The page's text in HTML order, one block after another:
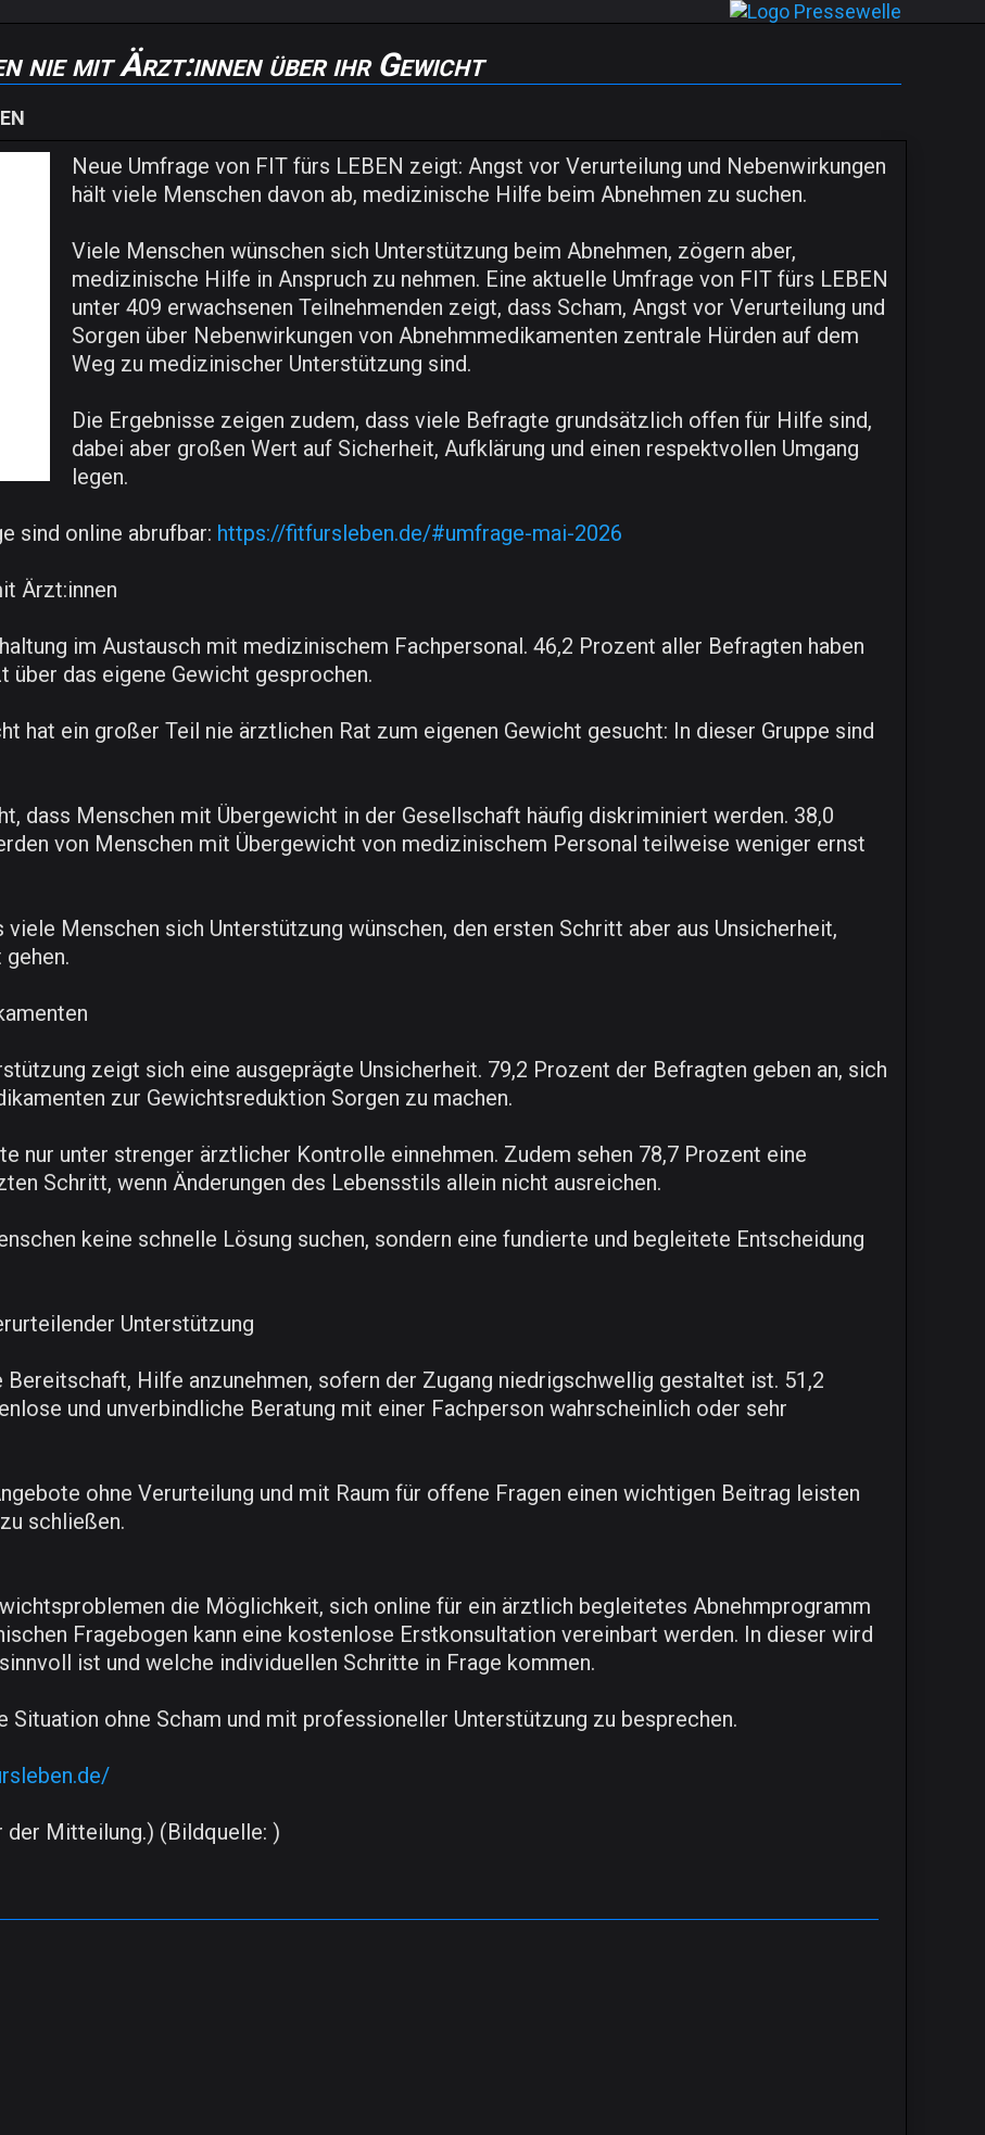
nie mit Ärzt:innen über ihr Gewicht
Neue Umfrage von FIT fürs LEBEN zeigt: Angst vor Verurteilung und Nebenwirkungen
hält viele Menschen davon ab, medizinische Hilfe beim Abnehmen zu suchen.
Viele Menschen wünschen sich Unterstützung beim Abnehmen, zögern aber,
medizinische Hilfe in Anspruch zu nehmen. Eine aktuelle Umfrage von FIT fürs LEBEN
unter 409 erwachsenen Teilnehmenden zeigt, dass Scham, Angst vor Verurteilung und
Sorgen über Nebenwirkungen von Abnehmmedikamenten zentrale Hürden auf dem
Weg zu medizinischer Unterstützung sind.
Die Ergebnisse zeigen zudem, dass viele Befragte grundsätzlich offen für Hilfe sind,
dabei aber großen Wert auf Sicherheit, Aufklärung und einen respektvollen Umgang
legen.
sind online abrufbar: https://fitfursleben.de/#umfrage-mai-2026
Ärzt:innen
im Austausch mit medizinischem Fachpersonal. 46,2 Prozent aller Befragten haben
das eigene Gewicht gesprochen.
hat ein großer Teil nie ärztlichen Rat zum eigenen Gewicht gesucht: In dieser Gruppe sind
dass Menschen mit Übergewicht in der Gesellschaft häufig diskriminiert werden. 38,0
von Menschen mit Übergewicht von medizinischem Personal teilweise weniger ernst
viele Menschen sich Unterstützung wünschen, den ersten Schritt aber aus Unsicherheit,
zeigt sich eine ausgeprägte Unsicherheit. 79,2 Prozent der Befragten geben an, sich
zur Gewichtsreduktion Sorgen zu machen.
nur unter strenger ärztlicher Kontrolle einnehmen. Zudem sehen 78,7 Prozent eine
Schritt, wenn Änderungen des Lebensstils allein nicht ausreichen.
keine schnelle Lösung suchen, sondern eine fundierte und begleitete Entscheidung
Unterstützung
Hilfe anzunehmen, sofern der Zugang niedrigschwellig gestaltet ist. 51,2
und unverbindliche Beratung mit einer Fachperson wahrscheinlich oder sehr
ohne Verurteilung und mit Raum für offene Fragen einen wichtigen Beitrag leisten
schließen.
die Möglichkeit, sich online für ein ärztlich begleitetes Abnehmprogramm
Fragebogen kann eine kostenlose Erstkonsultation vereinbart werden. In dieser wird
ist und welche individuellen Schritte in Frage kommen.
ohne Scham und mit professioneller Unterstützung zu besprechen.
Mitteilung.) (Bildquelle: )